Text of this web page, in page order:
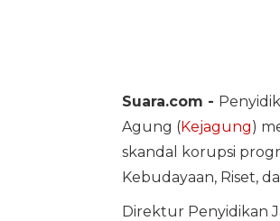
Suara.com -
Agung (Kejagung)
skandal korupsi
Kebudayaan, Riset,
Direktur Penyidikan